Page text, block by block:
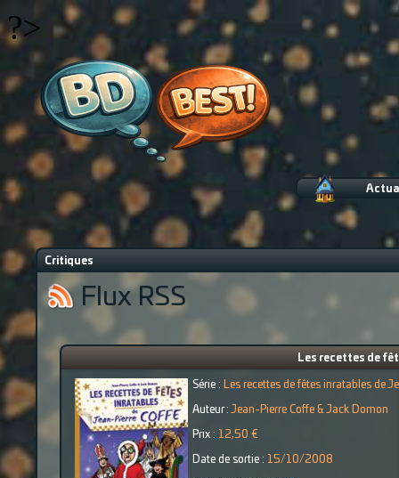
?>
Critiques
Flux RSS
Les recettes de
Série : Les recettes de fêtes inratables de
Auteur : Jean-Pierre Coffe & Jack Domon
Prix : 12,50 €
Date de sortie : 15/10/2008